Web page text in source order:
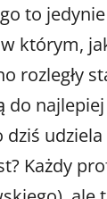
to
którym,
Każdy